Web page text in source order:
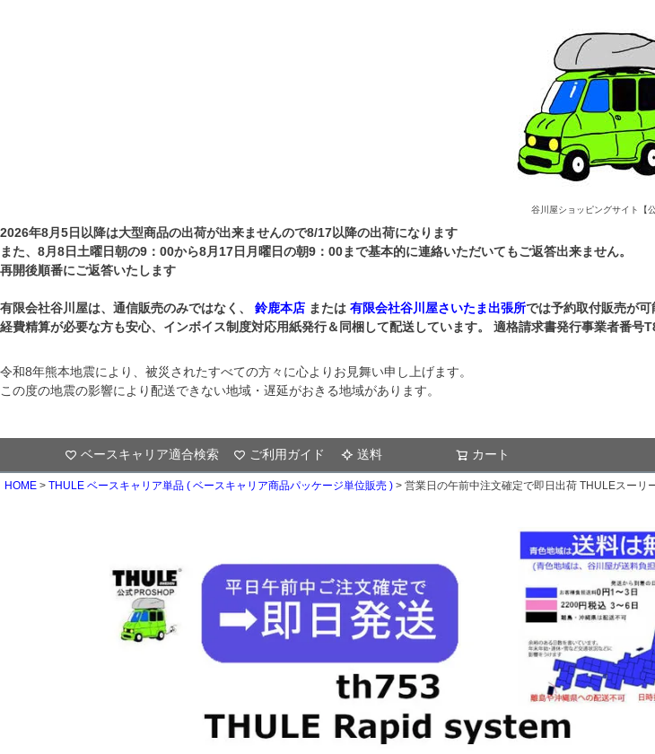
谷川屋ショッピングサイト【公
2026年8月5日以降は大型商品の出荷が出来ませんので8/17以降の出荷になります
また、8月8日土曜日朝の9：00から8月17日月曜日の朝9：00まで基本的に連絡いただいてもご返答出来ません。
再開後順番にご返答いたします
有限会社谷川屋は、通信販売のみではなく、 鈴鹿本店 または 有限会社谷川屋さいたま出張所では予約取付販売が可
経費精算が必要な方も安心、インボイス制度対応用紙発行＆同梱して配送しています。 適格請求書発行事業者番号
令和8年熊本地震により、被災されたすべての方々に心よりお見舞い申し上げます。
この度の地震の影響により配送できない地域・遅延がおきる地域があります。
ベースキャリア適合検索 ご利用ガイド 送料 カート
HOME THULE ベースキャリア単品 ( ベースキャリア商品パッケージ単位販売 ) 営業日の午前中注文確定で即日出荷 THULEスー